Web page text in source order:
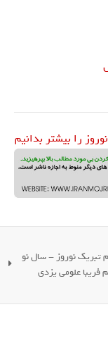
را بیشتر بدانیم
تبریک نوروز - سال نو